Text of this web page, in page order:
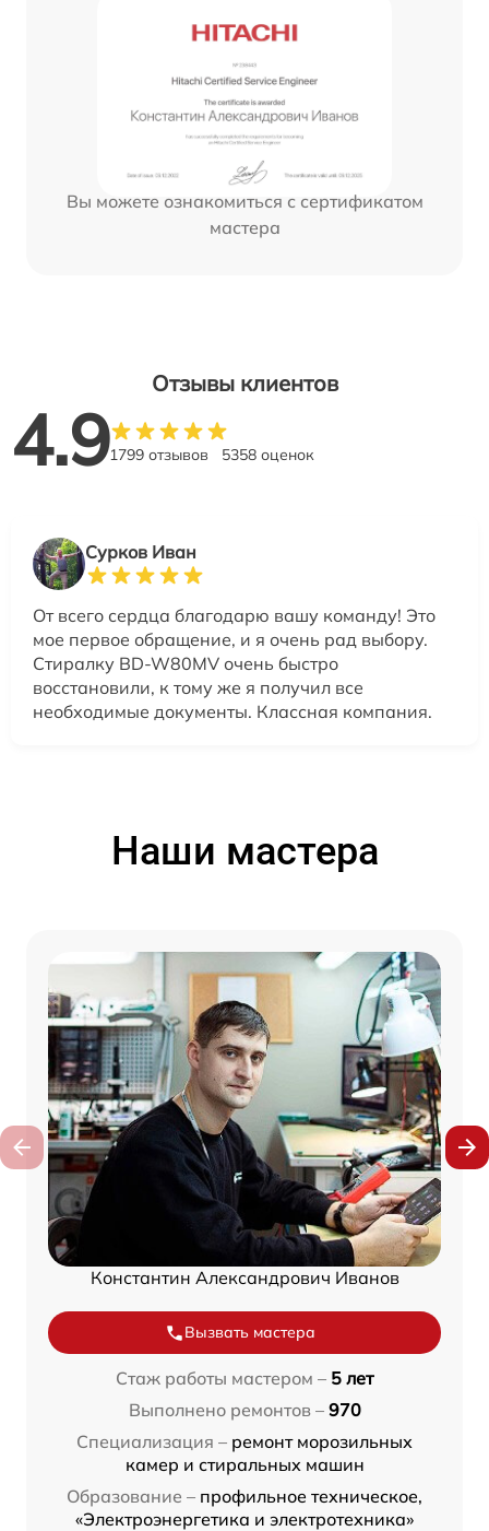
Вы можете ознакомиться с сертификатом
мастера
Отзывы клиентов
4.91799 отзывов 5358 оценок
Сурков Иван
От всего сердца благодарю вашу команду! Это
мое первое обращение, и я очень рад выбору.
Стиралку BD-W80MV очень быстро
восстановили, к тому же я получил все
необходимые документы. Классная компания.
Наши мастера
Константин Александрович Иванов
Вызвать мастера
Стаж работы мастером – 5 лет
Выполнено ремонтов – 970
Специализация – ремонт морозильных
камер и стиральных машин
Образование – профильное техническое,
«Электроэнергетика и электротехника»